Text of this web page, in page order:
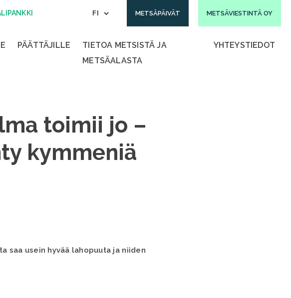
METSÄPÄIVÄT METSÄVIESTINTÄ OY
PÄÄTTÄJILLE
TIETOA METSISTÄ JA
METSÄALASTA
YHTEYSTIEDOT
toimii jo –
kymmeniä
saa usein hyvää lahopuuta ja niiden